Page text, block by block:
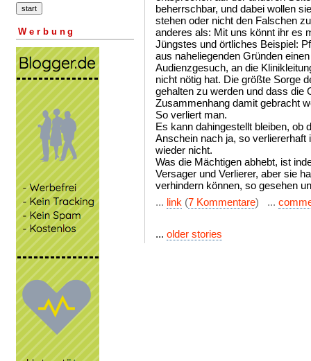
Werbung
beherrschbar, und dabei wollen
stehen oder nicht den Falschen
anderes als: Mit uns könnt ihr es
Jüngstes und örtliches Beispiel:
aus naheliegenden Gründen
Audienzgesuch, an die
nicht nötig hat. Die größte Sorge
gehalten zu werden und dass die
Zusammenhang damit gebracht
So verliert man.
Es kann dahingestellt bleiben, ob
Anschein nach ja, so
wieder nicht.
Was die Mächtigen abhebt, ist
Versager und Verlierer, aber sie
verhindern können, so gesehen
... link (7 Kommentare) ...
... older stories